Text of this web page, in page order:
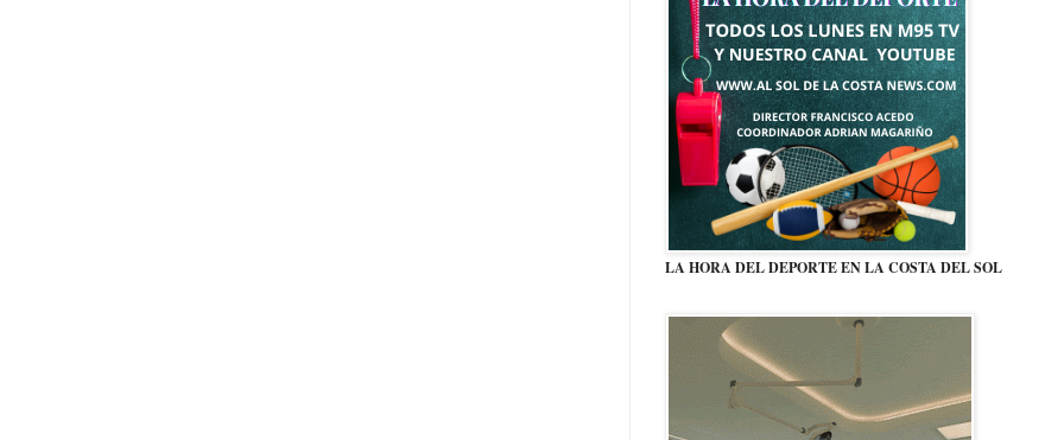
LA HORA DEL DEPORTE EN LA COSTA DEL SOL